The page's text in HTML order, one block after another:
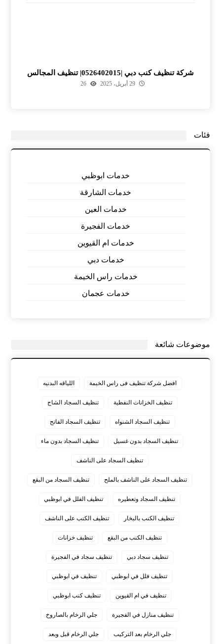
شركة تنظيف كنب دبي |0526402015| تنظيف المجالس
29 أبريل، 2025 26
فئات
خدمات ابوظبي
خدمات الشارقة
خدمات العين
خدمات الفجيرة
خدمات ام القيوين
خدمات دبي
خدمات راس الخيمة
خدمات عجمان
موضوعات شائعة
افضل شركة تنظيف فى راس الخيمة اللياقه البدنيه
تنظيف الخزانات النفطية تنظيف السجاد الشاج
تنظيف السجاد الشنواه تنظيف السجاد الفاتح
تنظيف السجاد بدون غسيل تنظيف السجاد بدون ماء
تنظيف السجاد على الناشف
تنظيف السجاد على الناشف بالملح تنظيف السجاد من البقع
تنظيف السجاد وتعطيره تنظيف الفلل في ابوظبي
تنظيف الكنب بالبخار تنظيف الكنب على الناشف
تنظيف الكنب من البقع تنظيف خزانات
تنظيف سجاد دبي تنظيف سجاد في الفجيرة
تنظيف فلل في ابوظبي تنظيف في ابوظبي
تنظيف في ام القيوين تنظيف كنب ابوظبي
تنظيف منازل في الفجيرة جلي الرخام بالصاروخ
جلي الرخام بعد التركيب جلي الرخام قبل وبعد